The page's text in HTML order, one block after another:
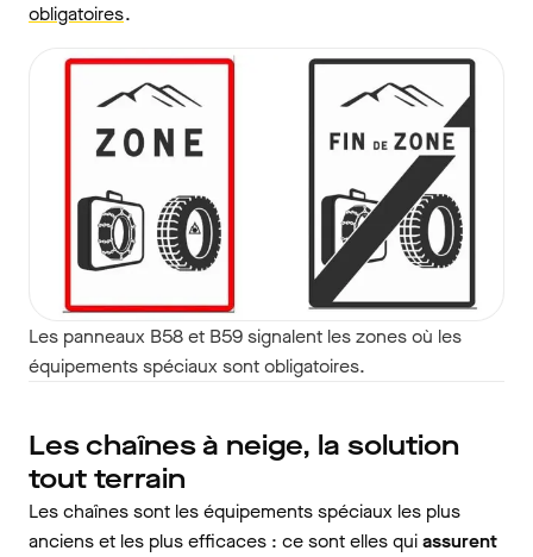
obligatoires.
Les panneaux B58 et B59 signalent les zones où les
équipements spéciaux sont obligatoires.
Les chaînes à neige, la solution
tout terrain
Les chaînes sont les équipements spéciaux les plus
anciens et les plus efficaces : ce sont elles quiassurent